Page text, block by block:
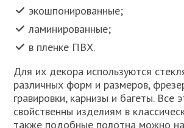
экошпонированные;
ламинированные;
в пленке ПВХ.
Для их декора используются
различных форм и размеров,
гравировки, карнизы и багеты. Все
свойственны изделиям в
также подобные полотна можно